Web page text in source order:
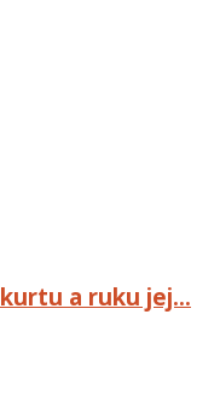
a ruku jej…